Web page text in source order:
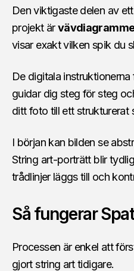
Den viktigaste delen av
projekt är
visar exakt vilken spik du
De digitala
guidar dig steg för steg
ditt foto till ett strukturerat
I början kan bilden se
String art-porträtt blir
trådlinjer läggs till och
Så fungerar
Processen är enkel att
gjort string art tidigare.